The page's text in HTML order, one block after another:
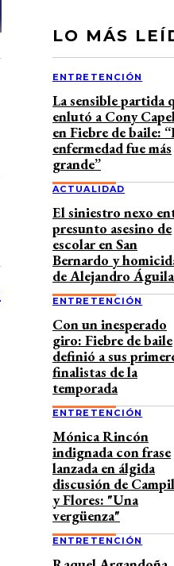
LO MÁS
ENTRETENCIÓN
La sensible partida
enlutó a Cony
en Fiebre de baile:
enfermedad fue más
grande”
ACTUALIDAD
El siniestro nexo
presunto asesino de
escolar en San
Bernardo y
de Alejandro Águila
ENTRETENCIÓN
Con un inesperado
giro: Fiebre de baile
definió a sus
finalistas de la
temporada
ENTRETENCIÓN
Mónica Rincón
indignada con frase
lanzada en álgida
discusión de
y Flores: "Una
vergüenza"
ENTRETENCIÓN